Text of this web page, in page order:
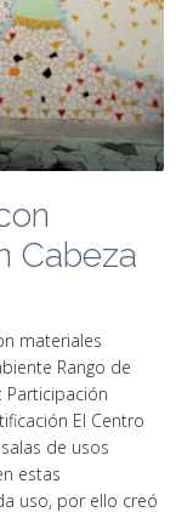
Cabeza
materiales
Rango de
Participación
El Centro
de usos
estas
uso, por ello creó